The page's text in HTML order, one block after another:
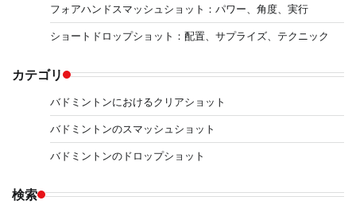
フォアハンドスマッシュショット：パワー、角度、実行
ショートドロップショット：配置、サプライズ、テクニック
カテゴリ
バドミントンにおけるクリアショット
バドミントンのスマッシュショット
バドミントンのドロップショット
検索